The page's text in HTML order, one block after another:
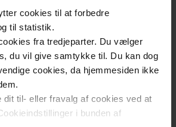
cookies til at forbedre
til statistik.
fra tredjeparter. Du vælger
du vil give samtykke til. Du kan dog
cookies, da hjemmesiden ikke
til- eller fravalg af cookies ved at
i bunden af
Center, Region Sjælland